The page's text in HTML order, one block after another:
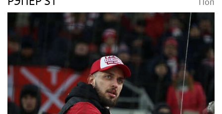
"Четыре жизни Петра Мамонова" покажут
в кино
Рэп